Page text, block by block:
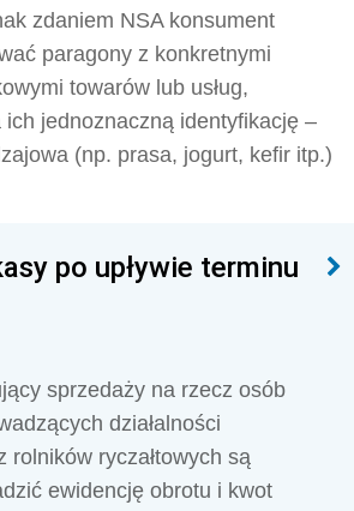
zdaniem NSA konsument
paragony z konkretnymi
towarów lub usług,
jednoznaczną identyfikację –
(np. prasa, jogurt, kefir itp.)
po upływie terminu
sprzedaży na rzecz osób
działalności
rolników ryczałtowych są
ewidencję obrotu i kwot